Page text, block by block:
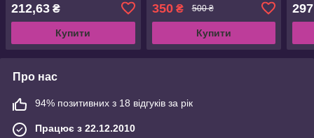
212,63 ₴
Купити
350₴ 500 ₴
Купити
Про нас
94% позитивних з 18 відгуків за рік
Працює з 22.12.2010